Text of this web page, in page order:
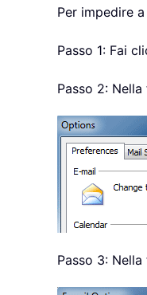
Per impedire
Passo 1: Fai
Passo 2:
Passo 3: